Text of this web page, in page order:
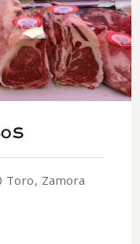
Toro, Zamora